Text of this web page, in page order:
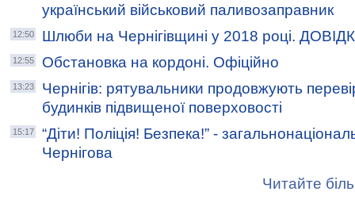
український військовий паливозаправник
12:50 Шлюби на Чернігівщині у 2018 році.
12:55 Обстановка на кордоні. Офіційно
13:23
Чернігів: рятувальники продовжують
будинків підвищеної поверховості
15:17
“Діти! Поліція! Безпека!” -
Чернігова
Читайте